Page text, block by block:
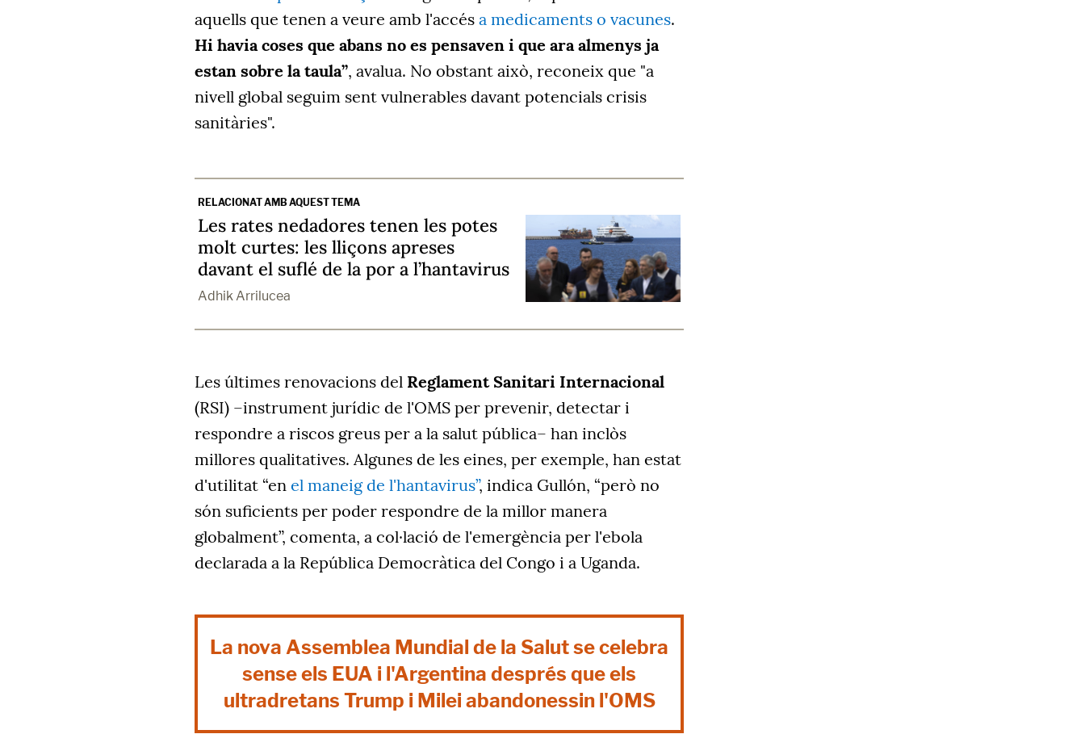
aquells que tenen a veure amb l'accés a medicaments o vacunes.
Hi havia coses que abans no es pensaven i que ara almenys ja
estan sobre la taula”, avalua. No obstant això, reconeix que "a
nivell global seguim sent vulnerables davant potencials crisis
sanitàries".
RELACIONAT AMB AQUEST TEMA
Les rates nedadores tenen les potes
molt curtes: les lliçons apreses
davant el suflé de la por a l’hantavirus
Adhik Arrilucea
Les últimes renovacions del Reglament Sanitari Internacional
(RSI) –instrument jurídic de l'OMS per prevenir, detectar i
respondre a riscos greus per a la salut pública– han inclòs
millores qualitatives. Algunes de les eines, per exemple, han estat
d'utilitat “en el maneig de l'hantavirus”, indica Gullón, “però no
són suficients per poder respondre de la millor manera
globalment”, comenta, a col·lació de l'emergència per l'ebola
declarada a la República Democràtica del Congo i a Uganda.
La nova Assemblea Mundial de la Salut se celebra
sense els EUA i l'Argentina després que els
ultradretans Trump i Milei abandonessin l'OMS